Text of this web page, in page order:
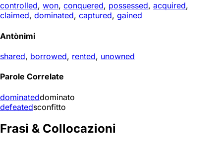
controlled, won, conquered, possessed, acquired,
claimed, dominated, captured, gained
Antònimi
shared, borrowed, rented, unowned
Parole Correlate
dominateddominato
defeatedsconfitto
Frasi & Collocazioni